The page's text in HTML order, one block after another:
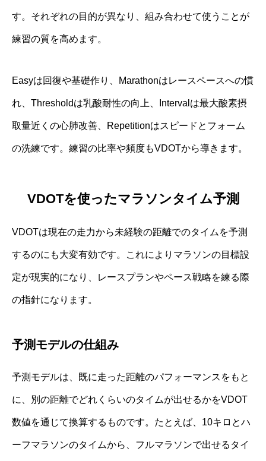
す。それぞれの目的が異なり、組み合わせて使うことが
練習の質を高めます。
Easyは回復や基礎作り、Marathonはレースペースへの慣
れ、Thresholdは乳酸耐性の向上、Intervalは最大酸素摂
取量近くの心肺改善、Repetitionはスピードとフォーム
の洗練です。練習の比率や頻度もVDOTから導きます。
VDOTを使ったマラソンタイム予測
VDOTは現在の走力から未経験の距離でのタイムを予測
するのにも大変有効です。これによりマラソンの目標設
定が現実的になり、レースプランやペース戦略を練る際
の指針になります。
予測モデルの仕組み
予測モデルは、既に走った距離のパフォーマンスをもと
に、別の距離でどれくらいのタイムが出せるかをVDOT
数値を通じて換算するものです。たとえば、10キロとハ
ーフマラソンのタイムから、フルマラソンで出せるタイ